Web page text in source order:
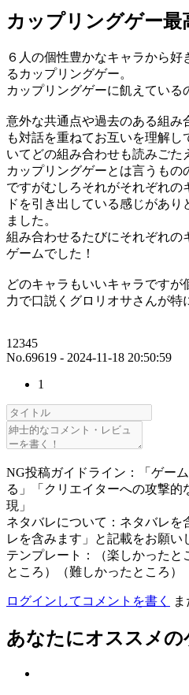
カップリングゲー最
６人の個性豊かなキャラから好
るカップリングゲー。
カップリングゲーに飢えている
意外な共通点や過去のある組み
も対話を重ねてお互いを理解し
いてどの組み合わせも読みごた
カップリングゲーとは言うも
ですがむしろそれがそれぞれの
ドを引き出している感じがあ
ました。
組み合わせるたびにそれぞれの
ゲームでした！
どのキャラもいいキャラです
力で口説くグロリオサさんが特
12345
No.69619 - 2024-11-18 20:50:59
1
NG投稿ガイドライン：「ゲー
る」「クリエイターへの攻撃
現」
ネタバレについて：ネタバレ
レを含みます」と記載をお願い
テンプレート：（楽しかったと
ところ）（難しかったところ）
ログインしてコメントを書く
あなたにオススメの